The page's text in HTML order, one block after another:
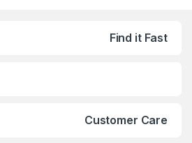
Find it Fast
Customer Care